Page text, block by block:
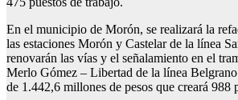
En el municipio de Morón, se realizará la
las estaciones Morón y Castelar de la línea
renovarán las vías y el señalamiento en el
Merlo Gómez – Libertad de la línea
de 1.442,6 millones de pesos que creará 988